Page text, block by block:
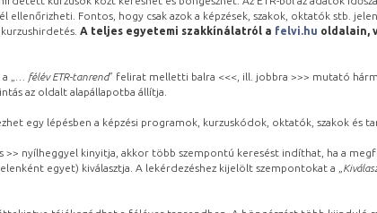
ellenőrizheti. Fontos, hogy csak azok a képzések, szakok, oktatók stb.
A teljes egyetemi szakkínálatról a felvi.hu oldalain,
„ … félév ETR-tanrend” felirat melletti balra <<<, ill. jobbra >>> mutató
az oldalt alapállapotba állítja.
egy lépésben a képzési programok, kurzuskódok, oktatók, szakok és
nyílheggyel kinyitja, akkor több szempontú keresést indíthat, ha a
egyet) kiválasztja. A lekérdezéshez kijelölt szempontokat a „